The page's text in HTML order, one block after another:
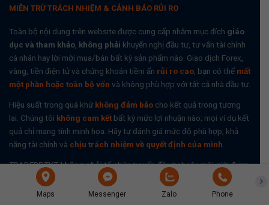
MIỄN TRỪ TRÁCH NHIỆM & CẢNH BÁO RỦI RO
Toàn bộ nội dung trên website được cung cấp nhằm mục đích giáo
dục và tham khảo, không phải khuyến nghị đầu tư, tư vấn tài chính
cá nhân hay lời mời mua/bán bất kỳ sản phẩm nào. Giao dịch Forex,
vàng, tiền điện tử và chứng khoán tiềm ẩn rủi ro cao; bạn có thể mất
một phần hoặc toàn bộ vốn và không phù hợp với tất cả nhà đầu tư.
Hiệu suất trong quá khứ không đảm bảo cho kết quả trong tương
lai. Chúng tôi không cam kết bất kỳ mức lợi nhuận nào; mọi ví dụ kết
quả chỉ mang tính minh họa. Hãy tự đánh giá mức độ phù hợp, khả
năng tài chính và chịu trách nhiệm về quyết định của mình.
TRADERPTKTkhông phảitổ chức tư vấn đầu tư hoặc môi giới được
cấp phép và không nhận ủy thác vốn . Website có thể chứaliên kết
tiếp thị/giới thiệu (affiliate); chúng tôi có thể nhận hoa hồng nếu
Maps Messenger Zalo Phone